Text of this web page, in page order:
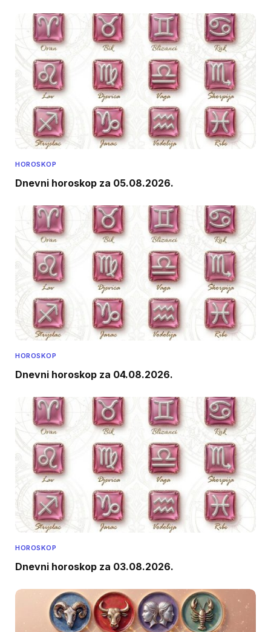
HOROSKOP
Dnevni horoskop za 05.08.2026.
HOROSKOP
Dnevni horoskop za 04.08.2026.
HOROSKOP
Dnevni horoskop za 03.08.2026.